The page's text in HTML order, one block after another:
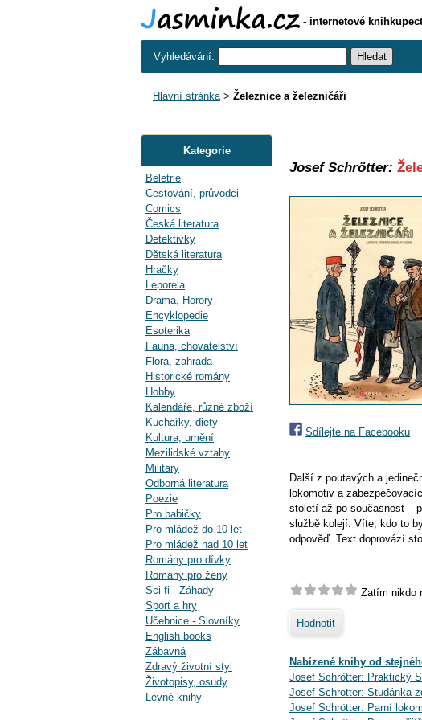
- internetové
Vyhledávání:
Hlavní stránka> Železnice a železničáři
Kategorie
Beletrie
Cestování, průvodci
Comics
Česká literatura
Detektivky
Dětská literatura
Hračky
Leporela
Drama, Horory
Encyklopedie
Esoterika
Fauna, chovatelství
Flora, zahrada
Historické romány
Hobby
Kalendáře, různé zboží
Kuchařky, diety
Kultura, umění
Mezilidské vztahy
Military
Odborná literatura
Poezie
Pro babičky
Pro mládež do 10 let
Pro mládež nad 10 let
Romány pro dívky
Romány pro ženy
Sci-fi - Záhady
Sport a hry
Učebnice - Slovníky
English books
Zábavná
Zdravý životní styl
Životopisy, osudy
Levné knihy
Josef Schrötter:
Sdílejte na Facebooku
Další z poutavých a
lokomotiv a
století až po současnost –
službě kolejí. Víte, kdo to
odpověď. Text doprovází
Zatím nikdo
Hodnotit
Nabízené knihy od
Josef Schrötter: Praktický
Josef Schrötter: Studánka
Josef Schrötter: Parní